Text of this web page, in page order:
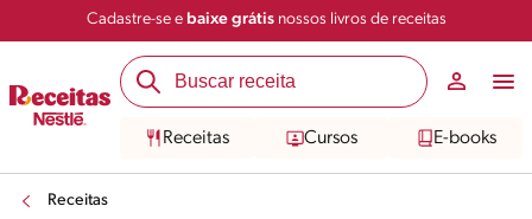
Cadastre-se e baixe grátisnossos livros de receitas
Receitas Cursos E-books
Receitas
Salvar Compartilhar